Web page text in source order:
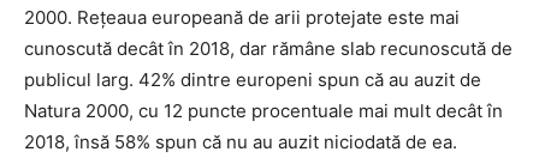
2000. Rețeaua europeană de arii protejate este mai
cunoscută decât în 2018, dar rămâne slab recunoscută de
publicul larg. 42% dintre europeni spun că au auzit de
Natura 2000, cu 12 puncte procentuale mai mult decât în
2018, însă 58% spun că nu au auzit niciodată de ea.